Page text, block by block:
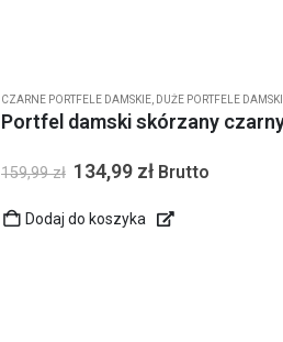
CZARNE PORTFELE DAMSKIE, DUŻE PORTFELE
Portfel damski skórzany
159,99zł 134,99 zł Brutto
Dodaj do koszyka